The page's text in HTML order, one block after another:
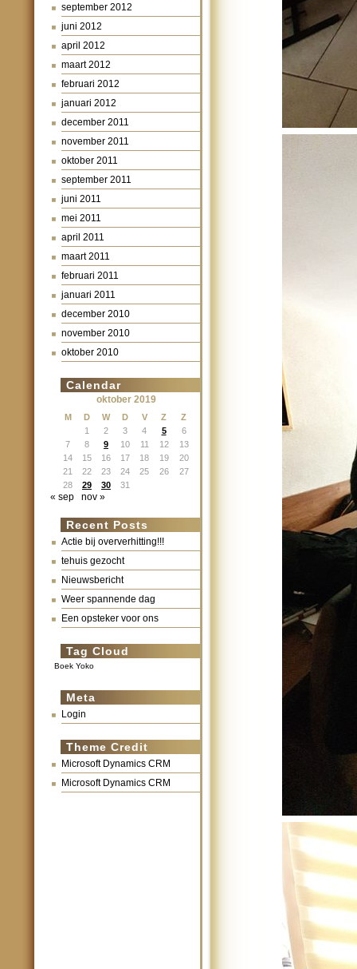
september 2012
juni 2012
april 2012
maart 2012
februari 2012
januari 2012
december 2011
november 2011
oktober 2011
september 2011
juni 2011
mei 2011
april 2011
maart 2011
februari 2011
januari 2011
december 2010
november 2010
oktober 2010
Calendar
oktober 2019
M D W D V Z
Z
1
2 3 4 5
6
7
8 9 10 11 12
13
14
15 16 17 18 19
20
21
22 23 24 25 26
27
28
29 30 31
« sep nov »
Recent Posts
Actie bij oververhitting!!!
tehuis gezocht
Nieuwsbericht
Weer spannende dag
Een opsteker voor ons
Tag Cloud
Boek Yoko
Meta
Login
Theme Credit
Microsoft Dynamics CRM
Microsoft Dynamics CRM